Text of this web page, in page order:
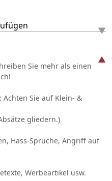
Sie mehr als einen
: Achten Sie auf Klein- &
gliedern.)
Hass-Sprüche, Angriff auf
Werbeartikel usw.